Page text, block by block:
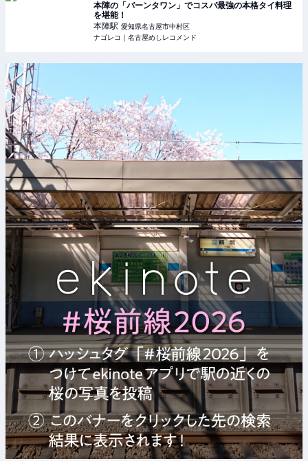
本陣の「バーンタワン」でコスパ最強の本格タイ料理
を堪能！
本陣駅 愛知県名古屋市中村区
ナゴレコ｜名古屋めしレコメンド